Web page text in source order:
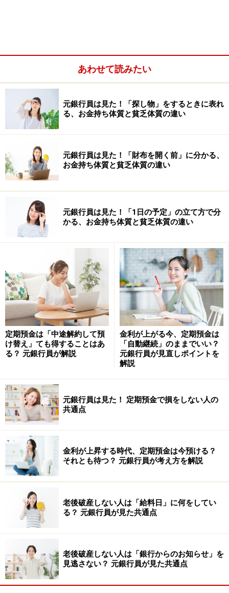
というのも「貯められない」「積立は初めて」という人
にとって、お金の移動を毎月行うのは意外にハードルが
高い作業です。続かない大きな原因になりますから、何
もしなくても自動的に貯める仕組みを作ってしまうのが
一番です。給与が振り込まれる銀行で、引き落とし日を
給与振込日の翌日に設定しておけば、ほとんど給与天引
きと変わらない感覚で確実に貯めることができます。
預入方法の基本は「あらかじめ指定した日に、決まった
金額を積み立てる」ものです。しかし、金融機関によっ
ては……
（1）指定した日に最低指定残高以上の預金があると、
超過分を自動的に積み立てる
（2）ボーナス時など増額月を設定できる
（3）いつでも追加で入金できる
といった、複数の方法を可能としているところもありま
積立期間も……
（1）終了日を特に決めずに積立を継続する
（2）あらかじめ満期日を設定する
（3）一定期間ごと、または任意の時期に積立残高の一
部を払い出せる
などがあります。
「とにかく貯めたい！」という人は、それほど意識しな
あわせて読みたい
元銀行員は見た！「探し物」をするときに表れ
る、お金持ち体質と貧乏体質の違い
元銀行員は見た！「財布を開く前」に分かる、
お金持ち体質と貧乏体質の違い
元銀行員は見た！「1日の予定」の立て方で分
かる、お金持ち体質と貧乏体質の違い
定期預金は「中途解約して預
け替え」ても得することはあ
る？ 元銀行員が解説
金利が上がる今、定期預金は
「自動継続」のままでいい？
元銀行員が見直しポイントを
解説
元銀行員は見た！ 定期預金で損をしない人の
共通点
金利が上昇する時代、定期預金は今預ける？
それとも待つ？ 元銀行員が考え方を解説
老後破産しない人は「給料日」に何をしてい
る？ 元銀行員が見た共通点
老後破産しない人は「銀行からのお知らせ」を
見逃さない？ 元銀行員が見た共通点